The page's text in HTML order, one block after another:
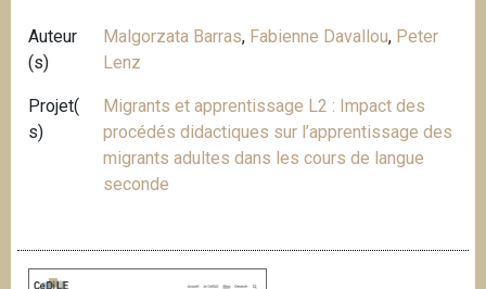
Auteur
(s)
Malgorzata Barras, Fabienne Davallou, Peter
Lenz
Projet(
s)
Migrants et apprentissage L2 : Impact des
procédés didactiques sur l’apprentissage des
migrants adultes dans les cours de langue
seconde